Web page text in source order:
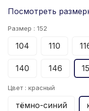
Посмотреть
Размер : 152
104 110
140 146
Цвет : красный
тёмно-синий